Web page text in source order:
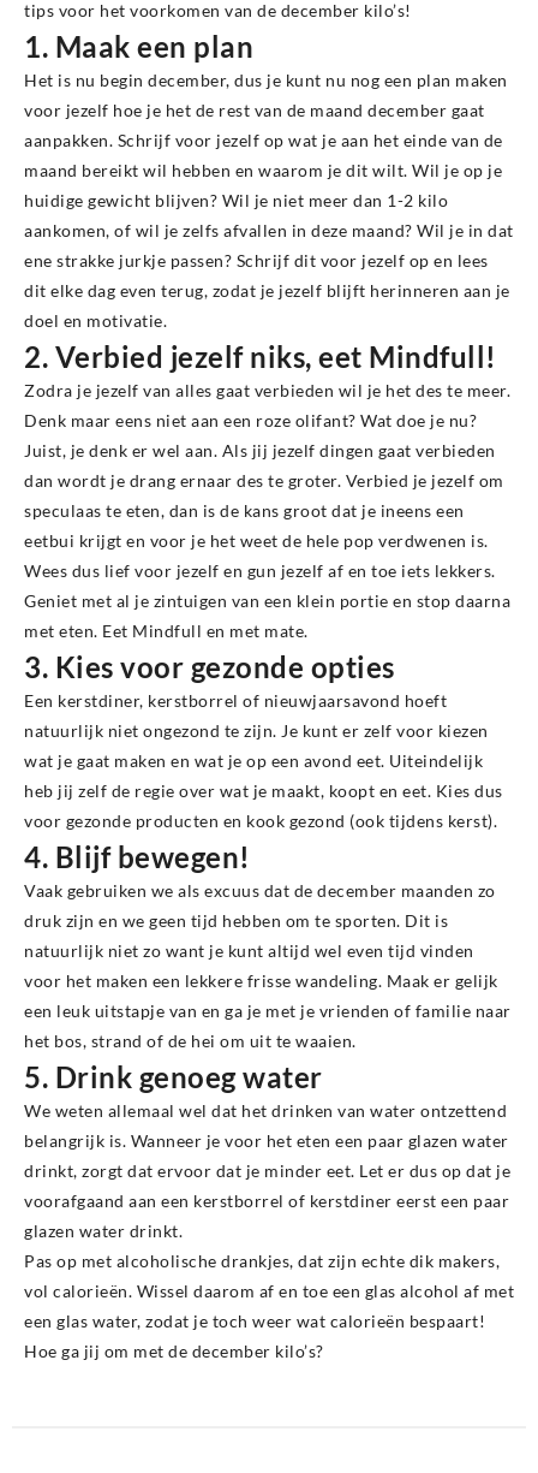
tips voor het voorkomen van de december kilo’s!
1. Maak een plan
Het is nu begin december, dus je kunt nu nog een plan maken
voor jezelf hoe je het de rest van de maand december gaat
aanpakken. Schrijf voor jezelf op wat je aan het einde van de
maand bereikt wil hebben en waarom je dit wilt. Wil je op je
huidige gewicht blijven? Wil je niet meer dan 1-2 kilo
aankomen, of wil je zelfs afvallen in deze maand? Wil je in dat
ene strakke jurkje passen? Schrijf dit voor jezelf op en lees
dit elke dag even terug, zodat je jezelf blijft herinneren aan je
doel en motivatie.
2. Verbied jezelf niks, eet Mindfull!
Zodra je jezelf van alles gaat verbieden wil je het des te meer.
Denk maar eens niet aan een roze olifant? Wat doe je nu?
Juist, je denk er wel aan. Als jij jezelf dingen gaat verbieden
dan wordt je drang ernaar des te groter. Verbied je jezelf om
speculaas te eten, dan is de kans groot dat je ineens een
eetbui krijgt en voor je het weet de hele pop verdwenen is.
Wees dus lief voor jezelf en gun jezelf af en toe iets lekkers.
Geniet met al je zintuigen van een klein portie en stop daarna
met eten. Eet Mindfull en met mate.
3. Kies voor gezonde opties
Een kerstdiner, kerstborrel of nieuwjaarsavond hoeft
natuurlijk niet ongezond te zijn. Je kunt er zelf voor kiezen
wat je gaat maken en wat je op een avond eet. Uiteindelijk
heb jij zelf de regie over wat je maakt, koopt en eet. Kies dus
voor gezonde producten en kook gezond (ook tijdens kerst).
4. Blijf bewegen!
Vaak gebruiken we als excuus dat de december maanden zo
druk zijn en we geen tijd hebben om te sporten. Dit is
natuurlijk niet zo want je kunt altijd wel even tijd vinden
voor het maken een lekkere frisse wandeling. Maak er gelijk
een leuk uitstapje van en ga je met je vrienden of familie naar
het bos, strand of de hei om uit te waaien.
5. Drink genoeg water
We weten allemaal wel dat het drinken van water ontzettend
belangrijk is. Wanneer je voor het eten een paar glazen water
drinkt, zorgt dat ervoor dat je minder eet. Let er dus op dat je
voorafgaand aan een kerstborrel of kerstdiner eerst een paar
glazen water drinkt.
Pas op met alcoholische drankjes, dat zijn echte dik makers,
vol calorieën. Wissel daarom af en toe een glas alcohol af met
een glas water, zodat je toch weer wat calorieën bespaart!
Hoe ga jij om met de december kilo’s?